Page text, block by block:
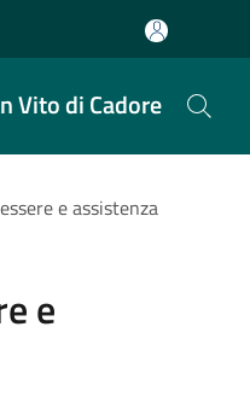
Vito di Cadore
e assistenza
e